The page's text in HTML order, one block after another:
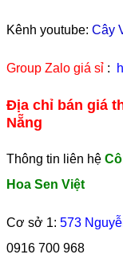
Kênh youtube: Cây
Group Zalo giá sỉ :
Địa chỉ bán giá
Nẵng
Thông tin liên hệ
Hoa Sen Việt
Cơ sở 1: 573
0916 700 968